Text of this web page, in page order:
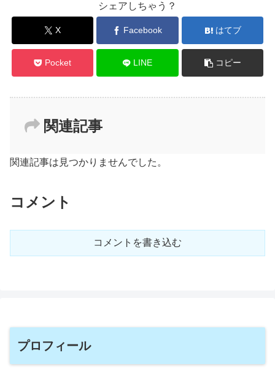
シェアしちゃう？
X Facebook はてブ
Pocket LINE コピー
関連記事
関連記事は見つかりませんでした。
コメント
コメントを書き込む
プロフィール